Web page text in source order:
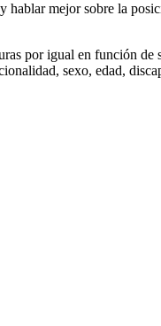
mejor sobre la
por igual en función
sexo, edad,